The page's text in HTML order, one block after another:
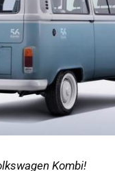
Kombi!